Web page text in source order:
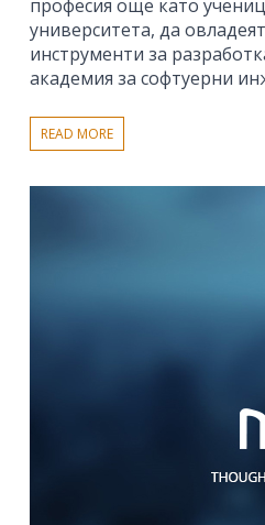
професия още като
университета, да
инструменти за
академия за софтуерни
READ MORE